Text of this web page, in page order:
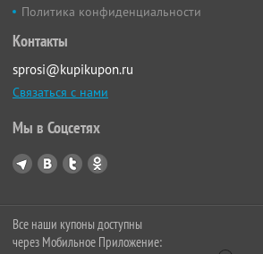
Политика конфиденциальности
Контакты
sprosi@kupikupon.ru
Связаться с нами
Мы в Соцсетях
Все наши купоны доступны
через Мобильное Приложение: